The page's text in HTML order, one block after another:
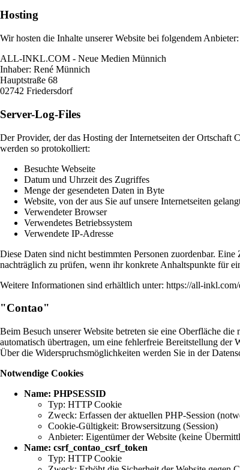
Hosting
Wir hosten die Inhalte unserer Website bei folgendem Anbieter:
ALL-INKL.COM - Neue Medien Münnich
Inhaber: René Münnich
Hauptstraße 68
02742 Friedersdorf
Server-Log-Files
Der Provider, der das Hosting der Internetseiten der Ortschaft
werden so protokolliert:
Besuchte Webseite
Datum und Uhrzeit des Zugriffes
Menge der gesendeten Daten in Byte
Website, von der aus Sie auf unsere Internetseiten
Verwendeter Browser
Verwendetes Betriebssystem
Verwendete IP-Adresse
Diese Daten sind nicht bestimmten Personen zuordenbar.
nachträglich zu prüfen, wenn ihr konkrete Anhaltspunkte für
Weitere Informationen sind erhältlich unter: https://all-
"Contao"
Beim Besuch unserer Website betreten sie eine Oberfläche
automatisch übertragen, um eine fehlerfreie Bereitstellung
Über die Widerspruchsmöglichkeiten werden Sie in der
Notwendige Cookies
Name: PHPSESSID
Typ: HTTP Cookie
Zweck: Erfassen der aktuellen PHP-Session
Cookie-Gültigkeit: Browsersitzung (Session)
Anbieter: Eigentümer der Website (keine
Name: csrf_contao_csrf_token
Typ: HTTP Cookie